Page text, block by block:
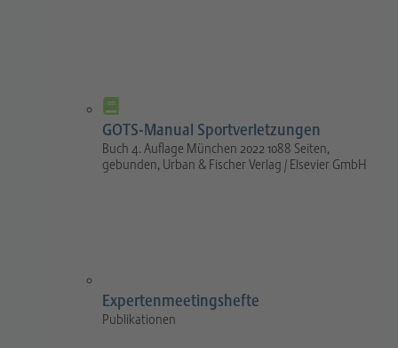
GOTS-Manual Sportverletzungen
Buch 4. Auflage München 2022 1088 Seiten,
gebunden, Urban & Fischer Verlag / Elsevier GmbH
Expertenmeetingshefte
Publikationen